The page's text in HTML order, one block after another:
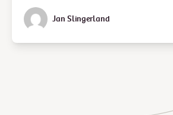
Jan Slingerland